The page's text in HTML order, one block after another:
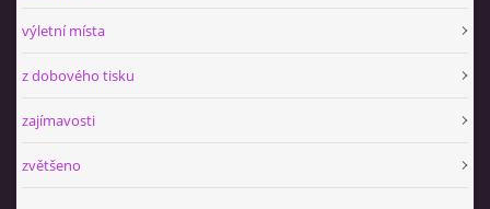
výletní místa
z dobového tisku
zajímavosti
zvětšeno